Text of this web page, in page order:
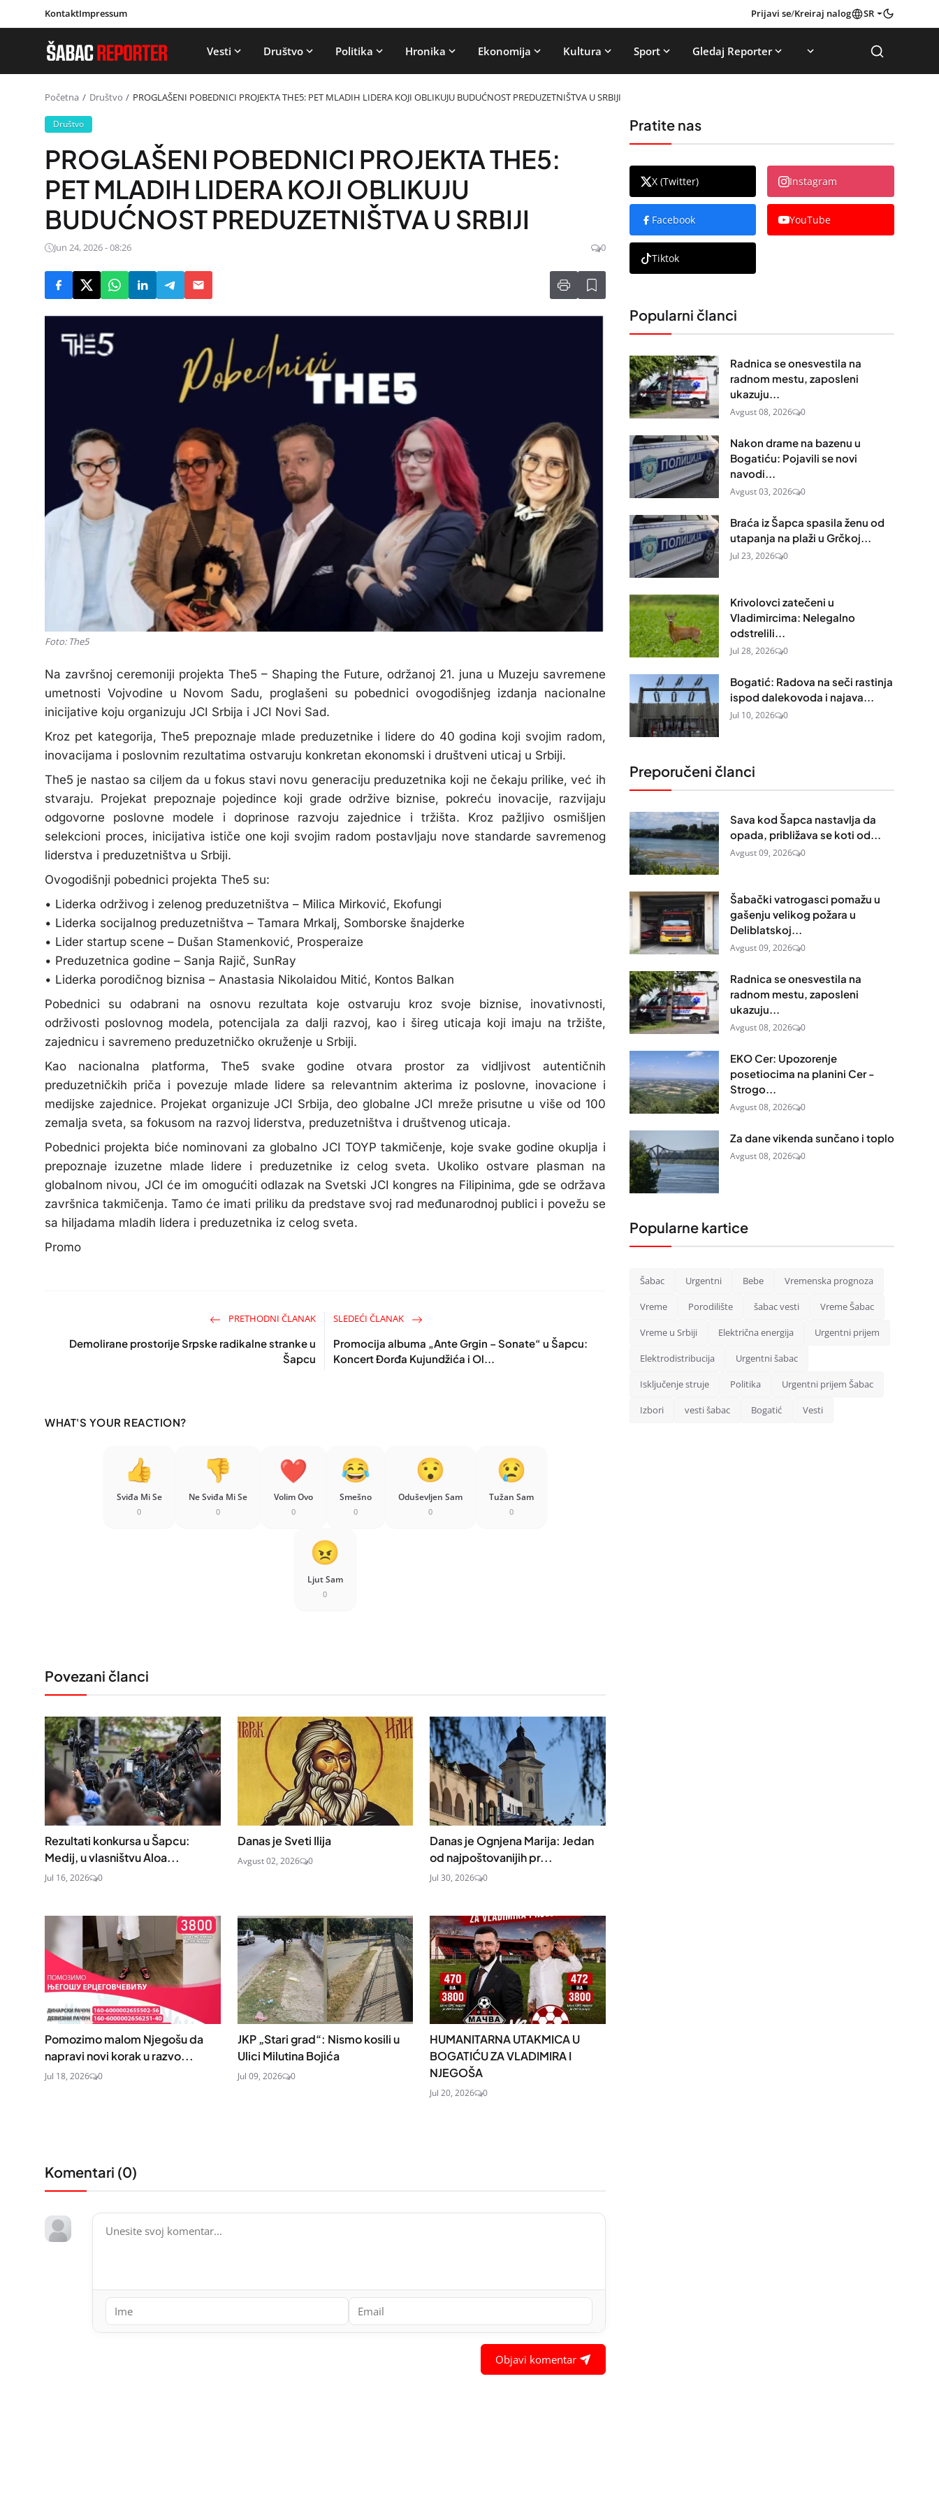
KontaktImpressum Prijavi se/Kreiraj nalog SR
Vesti Društvo Politika Hronika Ekonomija Kultura Sport Gledaj Reporter
Početna Društvo PROGLAŠENI POBEDNICI PROJEKTA THE5: PET MLADIH LIDERA KOJI OBLIKUJU BUDUĆNOST PREDUZETNIŠTVA U SRBIJI
Društvo
PROGLAŠENI POBEDNICI PROJEKTA THE5:
PET MLADIH LIDERA KOJI OBLIKUJU
BUDUĆNOST PREDUZETNIŠTVA U SRBIJI
Jun 24, 2026 - 08:26 0
Foto: The5
Na završnoj ceremoniji projekta The5 – Shaping the Future, održanoj 21. juna u Muzeju savremene
umetnosti Vojvodine u Novom Sadu, proglašeni su pobednici ovogodišnjeg izdanja nacionalne
inicijative koju organizuju JCI Srbija i JCI Novi Sad.
Kroz pet kategorija, The5 prepoznaje mlade preduzetnike i lidere do 40 godina koji svojim radom,
inovacijama i poslovnim rezultatima ostvaruju konkretan ekonomski i društveni uticaj u Srbiji.
The5 je nastao sa ciljem da u fokus stavi novu generaciju preduzetnika koji ne čekaju prilike, već ih
stvaraju. Projekat prepoznaje pojedince koji grade održive biznise, pokreću inovacije, razvijaju
odgovorne poslovne modele i doprinose razvoju zajednice i tržišta. Kroz pažljivo osmišljen
selekcioni proces, inicijativa ističe one koji svojim radom postavljaju nove standarde savremenog
liderstva i preduzetništva u Srbiji.
Ovogodišnji pobednici projekta The5 su:
• Liderka održivog i zelenog preduzetništva – Milica Mirković, Ekofungi
• Liderka socijalnog preduzetništva – Tamara Mrkalj, Somborske šnajderke
• Lider startup scene – Dušan Stamenković, Prosperaize
• Preduzetnica godine – Sanja Rajič, SunRay
• Liderka porodičnog biznisa – Anastasia Nikolaidou Mitić, Kontos Balkan
Pobednici su odabrani na osnovu rezultata koje ostvaruju kroz svoje biznise, inovativnosti,
održivosti poslovnog modela, potencijala za dalji razvoj, kao i šireg uticaja koji imaju na tržište,
zajednicu i savremeno preduzetničko okruženje u Srbiji.
Kao nacionalna platforma, The5 svake godine otvara prostor za vidljivost autentičnih
preduzetničkih priča i povezuje mlade lidere sa relevantnim akterima iz poslovne, inovacione i
medijske zajednice. Projekat organizuje JCI Srbija, deo globalne JCI mreže prisutne u više od 100
zemalja sveta, sa fokusom na razvoj liderstva, preduzetništva i društvenog uticaja.
Pobednici projekta biće nominovani za globalno JCI TOYP takmičenje, koje svake godine okuplja i
prepoznaje izuzetne mlade lidere i preduzetnike iz celog sveta. Ukoliko ostvare plasman na
globalnom nivou, JCI će im omogućiti odlazak na Svetski JCI kongres na Filipinima, gde se održava
završnica takmičenja. Tamo će imati priliku da predstave svoj rad međunarodnoj publici i povežu se
sa hiljadama mladih lidera i preduzetnika iz celog sveta.
Promo
PRETHODNI ČLANAK
Demolirane prostorije Srpske radikalne stranke u
Šapcu
SLEDEĆI ČLANAK
Promocija albuma „Ante Grgin – Sonate“ u Šapcu:
Koncert Đorđa Kujundžića i Ol...
WHAT'S YOUR REACTION?
Sviđa Mi Se
0
Ne Sviđa Mi Se
0
Volim Ovo
0
Smešno
0
Oduševljen Sam
0
Tužan Sam
0
Ljut Sam
0
Povezani članci
Rezultati konkursa u Šapcu:
Medij, u vlasništvu Aloa...
Jul 16, 2026 0
Danas je Sveti Ilija
Avgust 02, 2026 0
Danas je Ognjena Marija: Jedan
od najpoštovanijih pr...
Jul 30, 2026 0
Pomozimo malom Njegošu da
napravi novi korak u razvo...
Jul 18, 2026 0
JKP „Stari grad“: Nismo kosili u
Ulici Milutina Bojića
Jul 09, 2026 0
HUMANITARNA UTAKMICA U
BOGATIĆU ZA VLADIMIRA I
NJEGOŠA
Jul 20, 2026 0
Komentari (0)
Objavi komentar
Pratite nas
X (Twitter) Instagram
Facebook YouTube
Tiktok
Popularni članci
Radnica se onesvestila na
radnom mestu, zaposleni
ukazuju...
Avgust 08, 2026 0
Nakon drame na bazenu u
Bogatiću: Pojavili se novi
navodi...
Avgust 03, 2026 0
Braća iz Šapca spasila ženu od
utapanja na plaži u Grčkoj...
Jul 23, 2026 0
Krivolovci zatečeni u
Vladimircima: Nelegalno
odstrelili...
Jul 28, 2026 0
Bogatić: Radova na seči rastinja
ispod dalekovoda i najava...
Jul 10, 2026 0
Preporučeni članci
Sava kod Šapca nastavlja da
opada, približava se koti od...
Avgust 09, 2026 0
Šabački vatrogasci pomažu u
gašenju velikog požara u
Deliblatskoj...
Avgust 09, 2026 0
Radnica se onesvestila na
radnom mestu, zaposleni
ukazuju...
Avgust 08, 2026 0
EKO Cer: Upozorenje
posetiocima na planini Cer -
Strogo...
Avgust 08, 2026 0
Za dane vikenda sunčano i toplo
Avgust 08, 2026 0
Popularne kartice
Šabac Urgentni Bebe Vremenska prognoza
Vreme Porodilište šabac vesti Vreme Šabac
Vreme u Srbiji Električna energija Urgentni prijem
Elektrodistribucija Urgentni šabac
Isključenje struje Politika Urgentni prijem Šabac
Izbori vesti šabac Bogatić Vesti